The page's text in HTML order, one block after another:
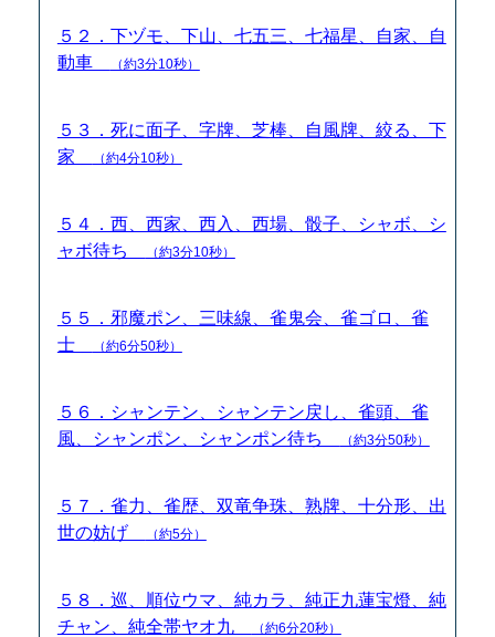
５２．下ヅモ、下山、七五三、七福星、自家、自
動車
（約3分10秒）
５３．死に面子、字牌、芝棒、自風牌、絞る、下
家
（約4分10秒）
５４．西、西家、西入、西場、骰子、シャボ、シ
ャボ待ち
（約3分10秒）
５５．邪魔ポン、三味線、雀鬼会、雀ゴロ、雀
士
（約6分50秒）
５６．シャンテン、シャンテン戻し、雀頭、雀
風、シャンポン、シャンポン待ち
（約3分50秒）
５７．雀力、雀歴、双竜争珠、熟牌、十分形、出
世の妨げ
（約5分）
５８．巡、順位ウマ、純カラ、純正九蓮宝燈、純
チャン、純全帯ヤオ九
（約6分20秒）